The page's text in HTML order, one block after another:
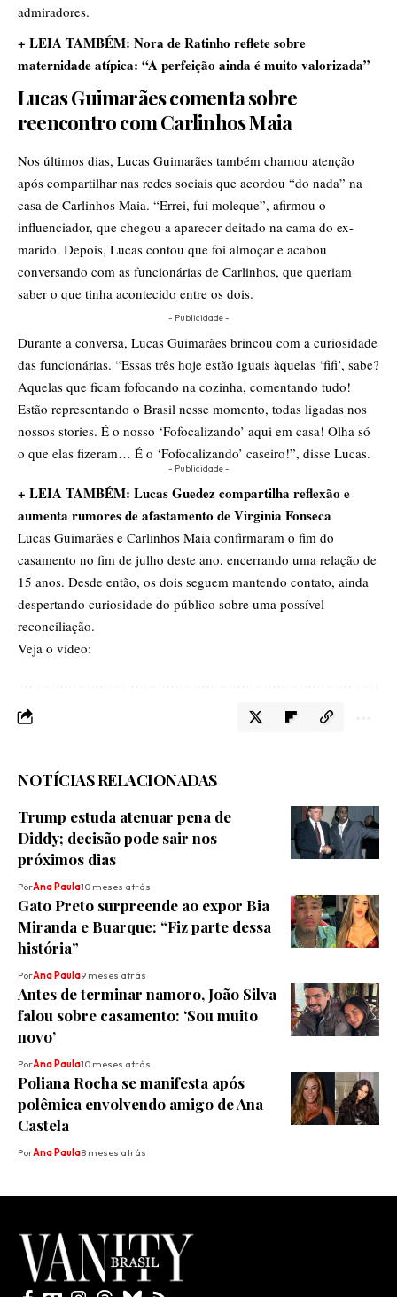
admiradores.
+ LEIA TAMBÉM: Nora de Ratinho reflete sobre
maternidade atípica: “A perfeição ainda é muito valorizada”
Lucas Guimarães comenta sobre
reencontro com Carlinhos Maia
Nos últimos dias, Lucas Guimarães também chamou atenção
após compartilhar nas redes sociais que acordou “do nada” na
casa de Carlinhos Maia. “Errei, fui moleque”, afirmou o
influenciador, que chegou a aparecer deitado na cama do ex-
marido. Depois, Lucas contou que foi almoçar e acabou
conversando com as funcionárias de Carlinhos, que queriam
saber o que tinha acontecido entre os dois.
- Publicidade -
Durante a conversa, Lucas Guimarães brincou com a curiosidade
das funcionárias. “Essas três hoje estão iguais àquelas ‘fifi’, sabe?
Aquelas que ficam fofocando na cozinha, comentando tudo!
Estão representando o Brasil nesse momento, todas ligadas nos
nossos stories. É o nosso ‘Fofocalizando’ aqui em casa! Olha só
o que elas fizeram… É o ‘Fofocalizando’ caseiro!”, disse Lucas.
- Publicidade -
+ LEIA TAMBÉM: Lucas Guedez compartilha reflexão e
aumenta rumores de afastamento de Virginia Fonseca
Lucas Guimarães e Carlinhos Maia confirmaram o fim do
casamento no fim de julho deste ano, encerrando uma relação de
15 anos. Desde então, os dois seguem mantendo contato, ainda
despertando curiosidade do público sobre uma possível
reconciliação.
Veja o vídeo:
NOTÍCIAS RELACIONADAS
Trump estuda atenuar pena de
Diddy; decisão pode sair nos
próximos dias
PorAna Paula10 meses atrás
Gato Preto surpreende ao expor Bia
Miranda e Buarque: “Fiz parte dessa
história”
PorAna Paula9 meses atrás
Antes de terminar namoro, João Silva
falou sobre casamento: ‘Sou muito
novo’
PorAna Paula10 meses atrás
Poliana Rocha se manifesta após
polêmica envolvendo amigo de Ana
Castela
PorAna Paula8 meses atrás